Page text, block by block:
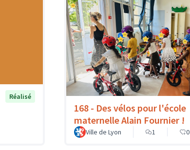
Réalisé
168 - Des vélos pour l'école
maternelle Alain Fournier !
Ville de Lyon 1 0